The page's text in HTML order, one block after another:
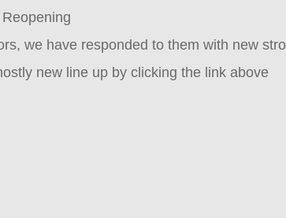
we have responded to them with new
new line up by clicking the link above